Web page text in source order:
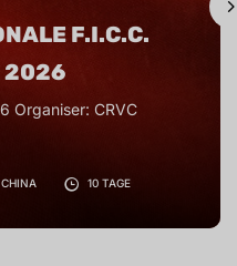
F.I.C.C.
2026
Organiser: CRVC
10 TAGE